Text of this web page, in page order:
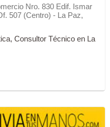
Nro. 830 Edif. Ismar
507 (Centro) - La Paz,
Consultor Técnico en La